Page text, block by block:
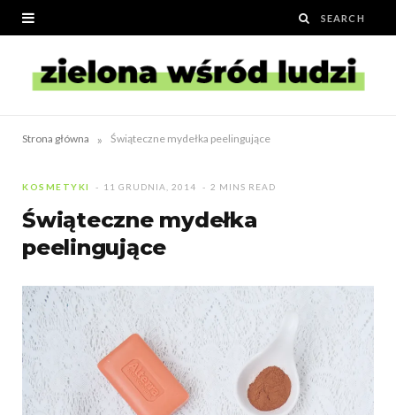
Strona główna » Świąteczne mydełka peelingujące
KOSMETYKI 11 GRUDNIA, 2014 2 MINS READ
Świąteczne mydełka
peelingujące